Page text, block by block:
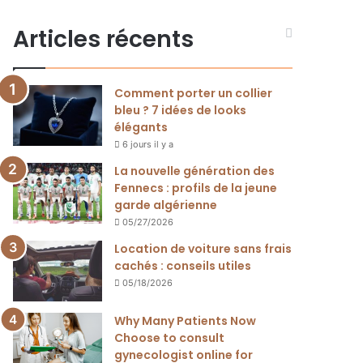
e
r
Articles récents
Comment porter un collier
bleu ? 7 idées de looks
élégants
6 jours il y a
La nouvelle génération des
Fennecs : profils de la jeune
garde algérienne
05/27/2026
Location de voiture sans frais
cachés : conseils utiles
05/18/2026
Why Many Patients Now
Choose to consult
gynecologist online for